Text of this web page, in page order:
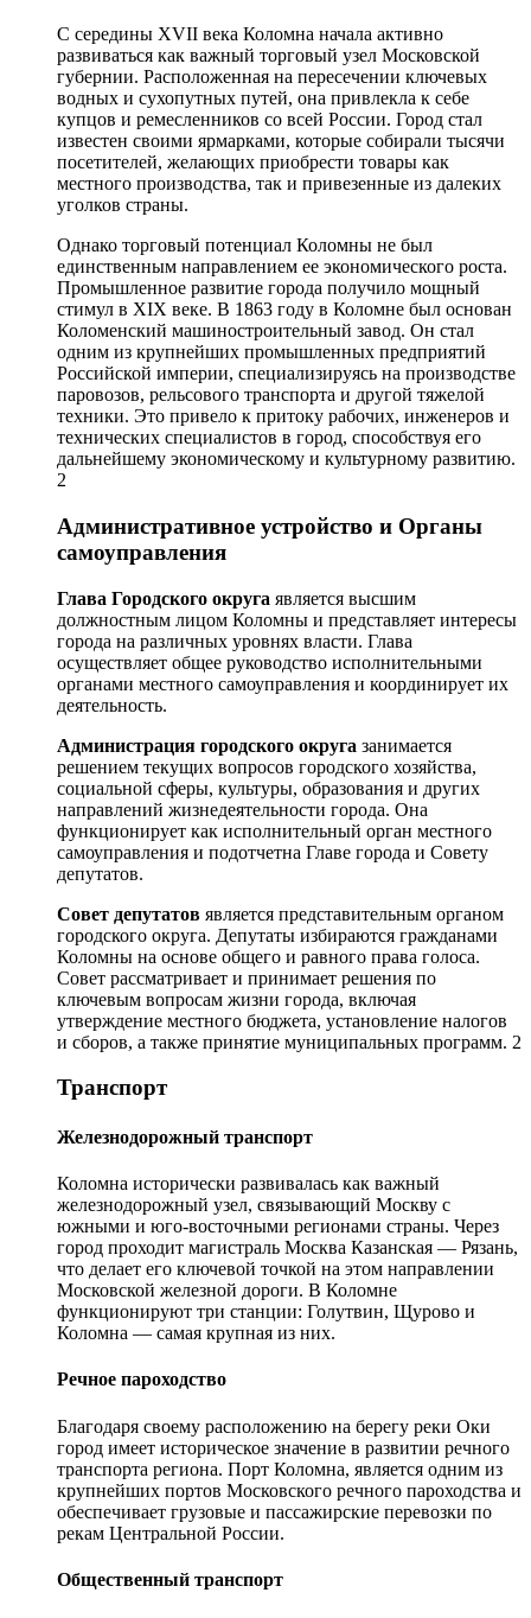
С середины XVII века Коломна начала активно
развиваться как важный торговый узел Московской
губернии. Расположенная на пересечении ключевых
водных и сухопутных путей, она привлекла к себе
купцов и ремесленников со всей России. Город стал
известен своими ярмарками, которые собирали тысячи
посетителей, желающих приобрести товары как
местного производства, так и привезенные из далеких
уголков страны.
Однако торговый потенциал Коломны не был
единственным направлением ее экономического роста.
Промышленное развитие города получило мощный
стимул в XIX веке. В 1863 году в Коломне был основан
Коломенский машиностроительный завод. Он стал
одним из крупнейших промышленных предприятий
Российской империи, специализируясь на производстве
паровозов, рельсового транспорта и другой тяжелой
техники. Это привело к притоку рабочих, инженеров и
технических специалистов в город, способствуя его
дальнейшему экономическому и культурному развитию.
2
Административное устройство и Органы
самоуправления
Глава Городского округа является высшим
должностным лицом Коломны и представляет интересы
города на различных уровнях власти. Глава
осуществляет общее руководство исполнительными
органами местного самоуправления и координирует их
деятельность.
Администрация городского округа занимается
решением текущих вопросов городского хозяйства,
социальной сферы, культуры, образования и других
направлений жизнедеятельности города. Она
функционирует как исполнительный орган местного
самоуправления и подотчетна Главе города и Совету
депутатов.
Совет депутатов является представительным органом
городского округа. Депутаты избираются гражданами
Коломны на основе общего и равного права голоса.
Совет рассматривает и принимает решения по
ключевым вопросам жизни города, включая
утверждение местного бюджета, установление налогов
и сборов, а также принятие муниципальных программ. 2
Транспорт
Железнодорожный транспорт
Коломна исторически развивалась как важный
железнодорожный узел, связывающий Москву с
южными и юго-восточными регионами страны. Через
город проходит магистраль Москва Казанская — Рязань,
что делает его ключевой точкой на этом направлении
Московской железной дороги. В Коломне
функционируют три станции: Голутвин, Щурово и
Коломна — самая крупная из них.
Речное пароходство
Благодаря своему расположению на берегу реки Оки
город имеет историческое значение в развитии речного
транспорта региона. Порт Коломна, является одним из
крупнейших портов Московского речного пароходства и
обеспечивает грузовые и пассажирские перевозки по
рекам Центральной России.
Общественный транспорт